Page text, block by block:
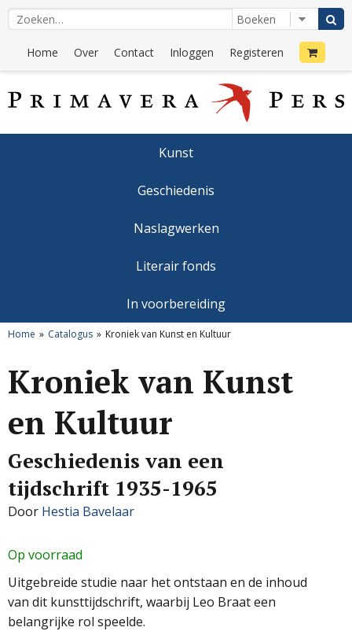
Home Over Contact Inloggen Registeren
Kunst
Geschiedenis
Naslagwerken
Literair fonds
In voorbereiding
Home Catalogus Kroniek van Kunst en Kultuur
Kroniek van Kunst
en Kultuur
Geschiedenis van een
tijdschrift 1935-1965
Door Hestia Bavelaar
Op voorraad
Uitgebreide studie naar het ontstaan en de inhoud
van dit kunsttijdschrift, waarbij Leo Braat een
belangrijke rol speelde.